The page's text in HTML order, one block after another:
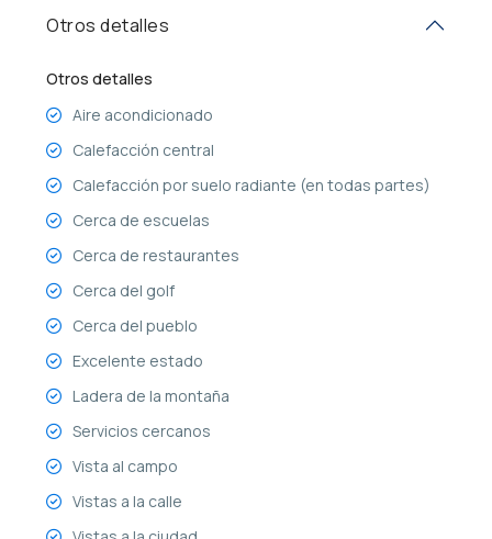
Otros detalles
Otros detalles
Aire acondicionado
Calefacción central
Calefacción por suelo radiante (en todas partes)
Cerca de escuelas
Cerca de restaurantes
Cerca del golf
Cerca del pueblo
Excelente estado
Ladera de la montaña
Servicios cercanos
Vista al campo
Vistas a la calle